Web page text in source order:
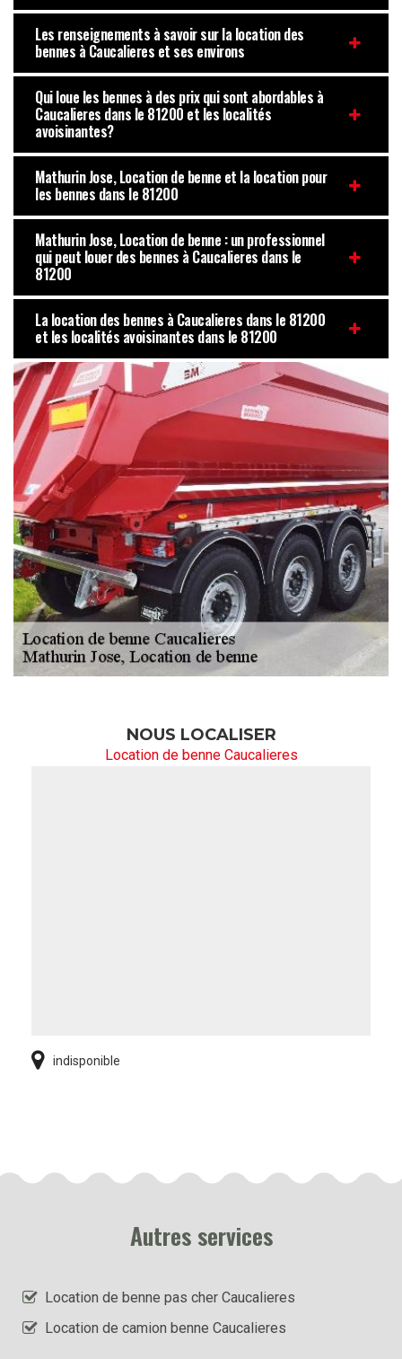
Les renseignements à savoir sur la location des
bennes à Caucalieres et ses environs
Qui loue les bennes à des prix qui sont abordables à
Caucalieres dans le 81200 et les localités
avoisinantes?
Mathurin Jose, Location de benne et la location pour
les bennes dans le 81200
Mathurin Jose, Location de benne : un professionnel
qui peut louer des bennes à Caucalieres dans le
81200
La location des bennes à Caucalieres dans le 81200
et les localités avoisinantes dans le 81200
NOUS LOCALISER
Location de benne Caucalieres
indisponible
Autres services
Location de benne pas cher Caucalieres
Location de camion benne Caucalieres